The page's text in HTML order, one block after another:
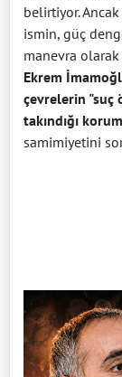
belirtiyor.
ismin, güç
manevra
Ekrem
çevrelerin "suç
takındığı
samimiyetini